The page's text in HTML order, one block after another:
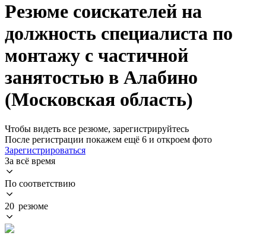
Резюме соискателей на
должность специалиста по
монтажу с частичной
занятостью в Алабино
(Московская область)
Чтобы видеть все резюме, зарегистрируйтесь
После регистрации покажем ещё 6 и откроем фото
Зарегистрироваться
За всё время
По соответствию
20 резюме